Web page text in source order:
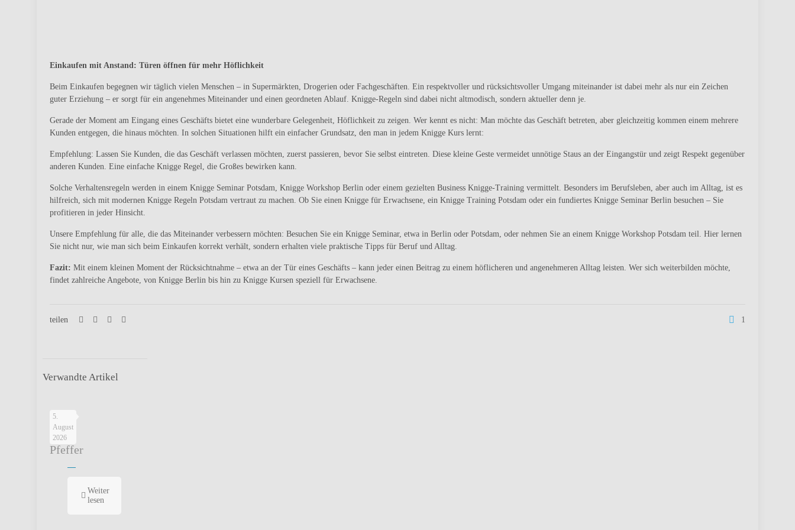
Einkaufen mit Anstand: Türen öffnen für mehr Höflichkeit
Beim Einkaufen begegnen wir täglich vielen Menschen – in Supermärkten, Drogerien oder Fachgeschäften. Ein respektvoller und rücksichtsvoller Umgang miteinander ist dabei mehr als nur ein Zeichen
guter Erziehung – er sorgt für ein angenehmes Miteinander und einen geordneten Ablauf. Knigge-Regeln sind dabei nicht altmodisch, sondern aktueller denn je.
Gerade der Moment am Eingang eines Geschäfts bietet eine wunderbare Gelegenheit, Höflichkeit zu zeigen. Wer kennt es nicht: Man möchte das Geschäft betreten, aber gleichzeitig kommen einem mehrere
Kunden entgegen, die hinaus möchten. In solchen Situationen hilft ein einfacher Grundsatz, den man in jedem Knigge Kurs lernt:
Empfehlung: Lassen Sie Kunden, die das Geschäft verlassen möchten, zuerst passieren, bevor Sie selbst eintreten. Diese kleine Geste vermeidet unnötige Staus an der Eingangstür und zeigt Respekt gegenüber
anderen Kunden. Eine einfache Knigge Regel, die Großes bewirken kann.
Solche Verhaltensregeln werden in einem Knigge Seminar Potsdam, Knigge Workshop Berlin oder einem gezielten Business Knigge-Training vermittelt. Besonders im Berufsleben, aber auch im Alltag, ist es
hilfreich, sich mit modernen Knigge Regeln Potsdam vertraut zu machen. Ob Sie einen Knigge für Erwachsene, ein Knigge Training Potsdam oder ein fundiertes Knigge Seminar Berlin besuchen – Sie
profitieren in jeder Hinsicht.
Unsere Empfehlung für alle, die das Miteinander verbessern möchten: Besuchen Sie ein Knigge Seminar, etwa in Berlin oder Potsdam, oder nehmen Sie an einem Knigge Workshop Potsdam teil. Hier lernen
Sie nicht nur, wie man sich beim Einkaufen korrekt verhält, sondern erhalten viele praktische Tipps für Beruf und Alltag.
Fazit: Mit einem kleinen Moment der Rücksichtnahme – etwa an der Tür eines Geschäfts – kann jeder einen Beitrag zu einem höflicheren und angenehmeren Alltag leisten. Wer sich weiterbilden möchte,
findet zahlreiche Angebote, von Knigge Berlin bis hin zu Knigge Kursen speziell für Erwachsene.
teilen 1
Verwandte Artikel
5.
August
2026
Salz
und
Pfeffer
Weiter
lesen